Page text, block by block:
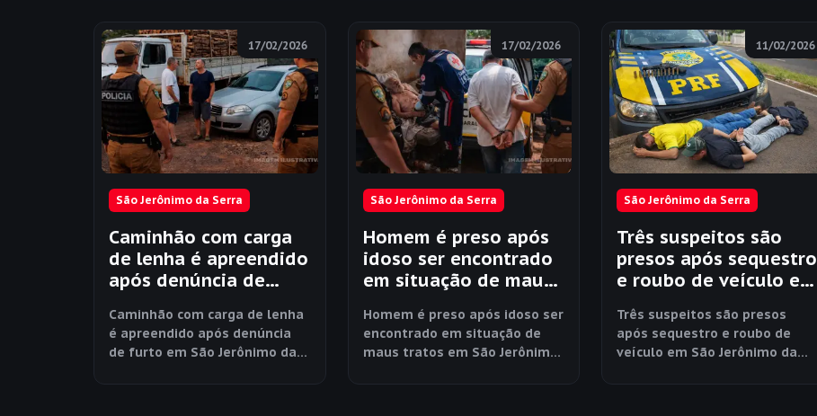
17/02/2026
São Jerônimo da Serra
Caminhão com carga
de lenha é apreendido
após denúncia de
Jerônimo da Serra
Caminhão com carga de lenha
é apreendido após denúncia
de furto em São Jerônimo da
17/02/2026
São Jerônimo da Serra
Homem é preso após
idoso ser encontrado
em situação de maus
Jerônimo da Serra
Homem é preso após idoso ser
encontrado em situação de
maus tratos em São Jerônimo
11/02/2026
São Jerônimo da Serra
Três suspeitos são
presos após sequestro
e roubo de veículo em
Três suspeitos são presos
após sequestro e roubo de
veículo em São Jerônimo da